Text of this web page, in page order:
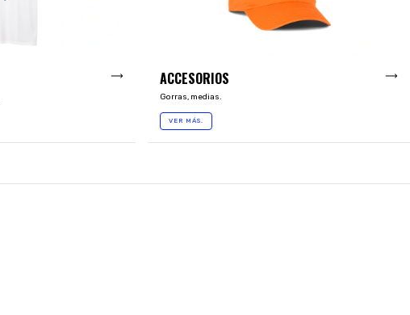
ACCESORIOS
Gorras, medias.
VER MÁS.